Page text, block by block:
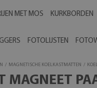
MET MOS KURKBORDEN
FOTOLIJSTEN
/ MAGNETISCHE KOELKASTMATTEN /
MAGNEET